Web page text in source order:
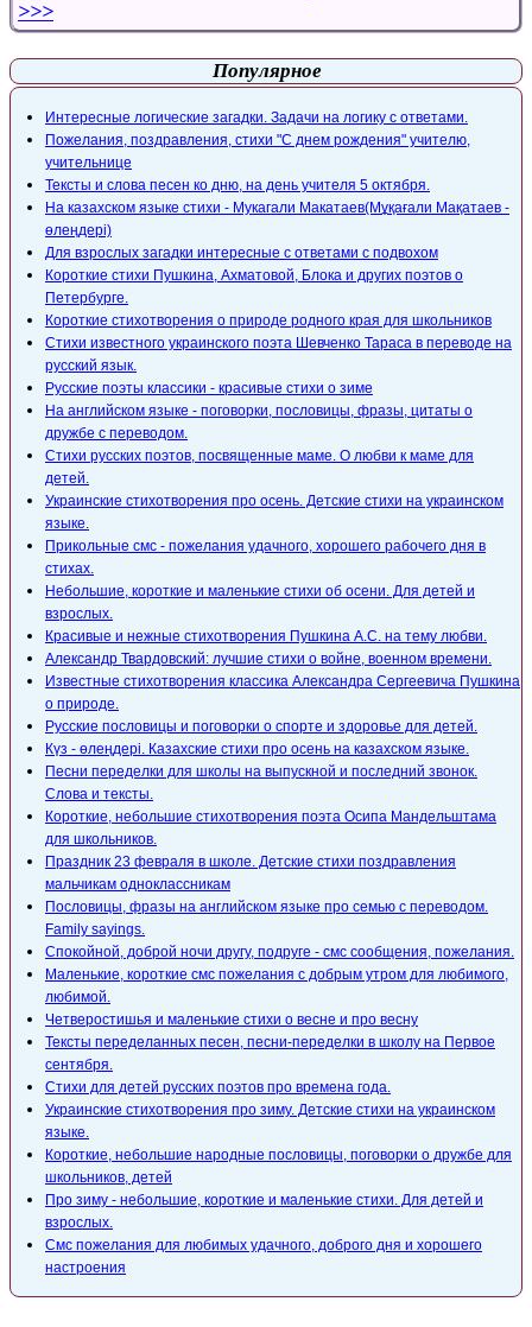
Популярное
Интересные логические загадки. Задачи на логику с ответами.
Пожелания, поздравления, стихи "С днем рождения" учителю,
учительнице
Тексты и слова песен ко дню, на день учителя 5 октября.
На казахском языке стихи - Мукагали Макатаев(Мұқағали Мақатаев -
өлеңдері)
Для взрослых загадки интересные с ответами с подвохом
Короткие стихи Пушкина, Ахматовой, Блока и других поэтов о
Петербурге.
Короткие стихотворения о природе родного края для школьников
Стихи известного украинского поэта Шевченко Тараса в переводе на
русский язык.
Русские поэты классики - красивые стихи о зиме
На английском языке - поговорки, пословицы, фразы, цитаты о
дружбе с переводом.
Стихи русских поэтов, посвященные маме. О любви к маме для
детей.
Украинские стихотворения про осень. Детские стихи на украинском
языке.
Прикольные смс - пожелания удачного, хорошего рабочего дня в
стихах.
Небольшие, короткие и маленькие стихи об осени. Для детей и
взрослых.
Красивые и нежные стихотворения Пушкина А.С. на тему любви.
Александр Твардовский: лучшие стихи о войне, военном времени.
Известные стихотворения классика Александра Сергеевича Пушкина
о природе.
Русские пословицы и поговорки о спорте и здоровье для детей.
Күз - өлеңдері. Казахские стихи про осень на казахском языке.
Песни переделки для школы на выпускной и последний звонок.
Слова и тексты.
Короткие, небольшие стихотворения поэта Осипа Мандельштама
для школьников.
Праздник 23 февраля в школе. Детские стихи поздравления
мальчикам одноклассникам
Пословицы, фразы на английском языке про семью с переводом.
Family sayings.
Спокойной, доброй ночи другу, подруге - смс сообщения, пожелания.
Маленькие, короткие смс пожелания с добрым утром для любимого,
любимой.
Четверостишья и маленькие стихи о весне и про весну
Тексты переделанных песен, песни-переделки в школу на Первое
сентября.
Стихи для детей русских поэтов про времена года.
Украинские стихотворения про зиму. Детские стихи на украинском
языке.
Короткие, небольшие народные пословицы, поговорки о дружбе для
школьников, детей
Про зиму - небольшие, короткие и маленькие стихи. Для детей и
взрослых.
Смс пожелания для любимых удачного, доброго дня и хорошего
настроения